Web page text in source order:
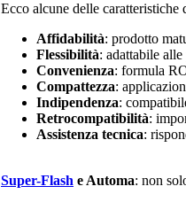
Ecco alcune delle caratteristiche
Affidabilità: prodotto
Flessibilità: adattabile
Convenienza: formula
Compattezza:
Indipendenza:
Retrocompatibilità:
Assistenza tecnica:
Super-Flash e Automa: non